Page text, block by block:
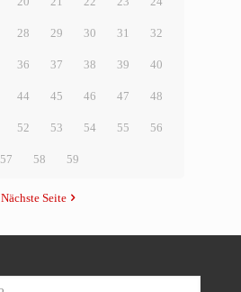
28 29 30 31 32
36 37 38 39 40
44 45 46 47 48
52 53 54 55 56
57 58 59
Nächste Seite